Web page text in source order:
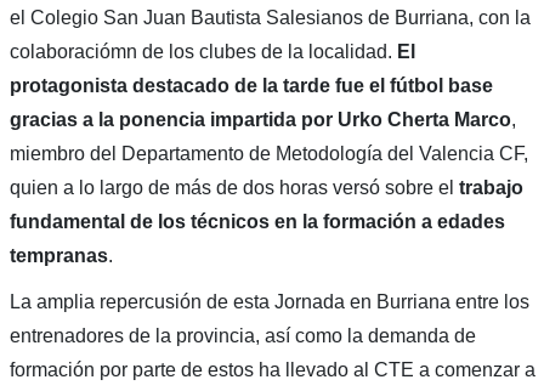
el Colegio San Juan Bautista Salesianos de Burriana, con la
colaboraciómn de los clubes de la localidad. El
protagonista destacado de la tarde fue el fútbol base
gracias a la ponencia impartida por Urko Cherta Marco,
miembro del Departamento de Metodología del Valencia CF,
quien a lo largo de más de dos horas versó sobre el trabajo
fundamental de los técnicos en la formación a edades
tempranas.
La amplia repercusión de esta Jornada en Burriana entre los
entrenadores de la provincia, así como la demanda de
formación por parte de estos ha llevado al CTE a comenzar a